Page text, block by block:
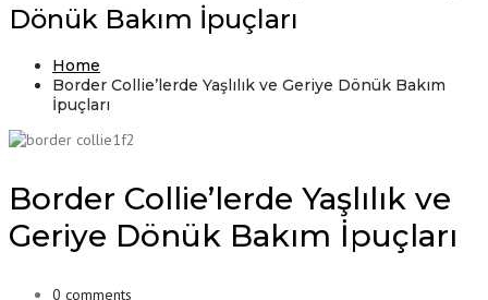
Dönük Bakım İpuçları
Home
Border Collie’lerde Yaşlılık ve Geriye Dönük Bakım
İpuçları
Border Collie’lerde Yaşlılık ve
Geriye Dönük Bakım İpuçları
0 comments